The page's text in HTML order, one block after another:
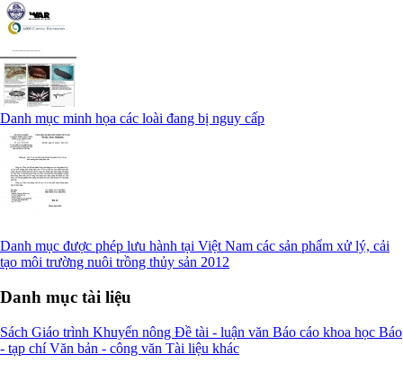
Danh mục minh họa các loài đang bị nguy cấp
Danh mục được phép lưu hành tại Việt Nam các sản phẩm xử lý, cải
tạo môi trường nuôi trồng thủy sản 2012
Danh mục tài liệu
Sách Giáo trình Khuyến nông Đề tài - luận văn Báo cáo khoa học Báo
- tạp chíVăn bản - công văn Tài liệu khác